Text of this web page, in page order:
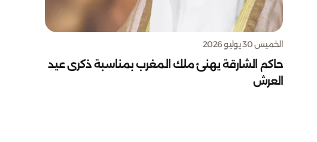
الخميس 30 يوليو 2026
حاكم الشارقة يهنئ ملك المغرب بمناسبة ذكرى عيد
العرش